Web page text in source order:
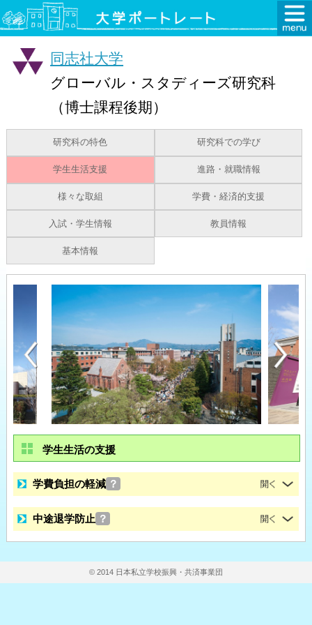
同志社大学
グローバル・スタディーズ研究科
（博士課程後期）
研究科の特色 研究科での学び
学生生活支援 進路・就職情報
様々な取組 学費・経済的支援
入試・学生情報 教員情報
基本情報
学生生活の支援
学費負担の軽減 ？
中途退学防止 ？
© 2014 日本私立学校振興・共済事業団